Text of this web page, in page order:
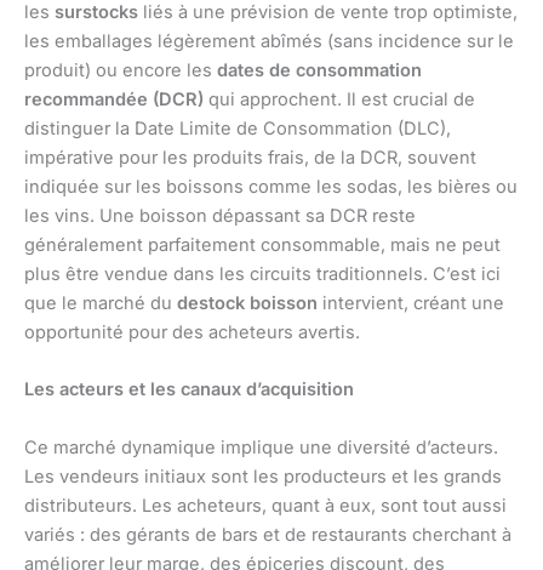
les surstocks liés à une prévision de vente trop optimiste,
les emballages légèrement abîmés (sans incidence sur le
produit) ou encore les dates de consommation
recommandée (DCR) qui approchent. Il est crucial de
distinguer la Date Limite de Consommation (DLC),
impérative pour les produits frais, de la DCR, souvent
indiquée sur les boissons comme les sodas, les bières ou
les vins. Une boisson dépassant sa DCR reste
généralement parfaitement consommable, mais ne peut
plus être vendue dans les circuits traditionnels. C’est ici
que le marché du destock boisson intervient, créant une
opportunité pour des acheteurs avertis.
Les acteurs et les canaux d’acquisition
Ce marché dynamique implique une diversité d’acteurs.
Les vendeurs initiaux sont les producteurs et les grands
distributeurs. Les acheteurs, quant à eux, sont tout aussi
variés : des gérants de bars et de restaurants cherchant à
améliorer leur marge, des épiceries discount, des